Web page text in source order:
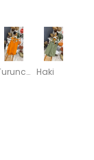
Turuncu Haki